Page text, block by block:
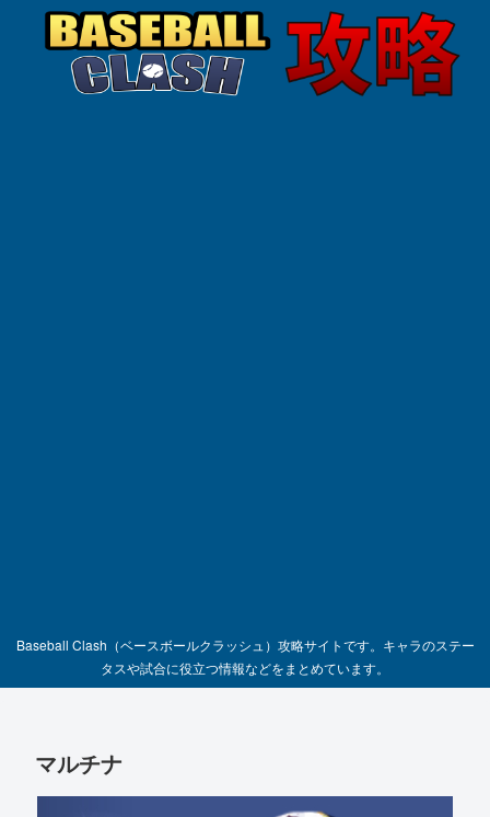
Baseball Clash（ベースボールクラッシュ）攻略サイトです。キャラのステー
タスや試合に役立つ情報などをまとめています。
マルチナ